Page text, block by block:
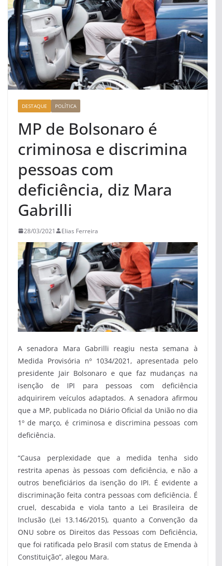
DESTAQUE POLÍTICA
MP de Bolsonaro é
criminosa e discrimina
pessoas com
deficiência, diz Mara
Gabrilli
28/03/2021 Elias Ferreira
A senadora Mara Gabrilli reagiu nesta semana à
Medida Provisória nº 1034/2021, apresentada pelo
presidente Jair Bolsonaro e que faz mudanças na
isenção de IPI para pessoas com deficiência
adquirirem veículos adaptados. A senadora afirmou
que a MP, publicada no Diário Oficial da União no dia
1º de março, é criminosa e discrimina pessoas com
deficiência.
“Causa perplexidade que a medida tenha sido
restrita apenas às pessoas com deficiência, e não a
outros beneficiários da isenção do IPI. É evidente a
discriminação feita contra pessoas com deficiência. É
cruel, descabida e viola tanto a Lei Brasileira de
Inclusão (Lei 13.146/2015), quanto a Convenção da
ONU sobre os Direitos das Pessoas com Deficiência,
que foi ratificada pelo Brasil com status de Emenda à
Constituição”, alegou Mara.